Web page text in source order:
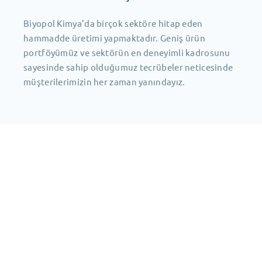
Biyopol Kimya’da birçok sektöre hitap eden
hammadde üretimi yapmaktadır. Geniş ürün
portföyümüz ve sektörün en deneyimli kadrosunu
sayesinde sahip olduğumuz tecrübeler neticesinde
müşterilerimizin her zaman yanındayız.